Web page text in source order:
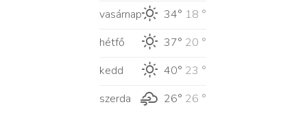
vasárnap
34° 18 °
hétfő
37° 20 °
kedd
40° 23 °
szerda
26° 26 °